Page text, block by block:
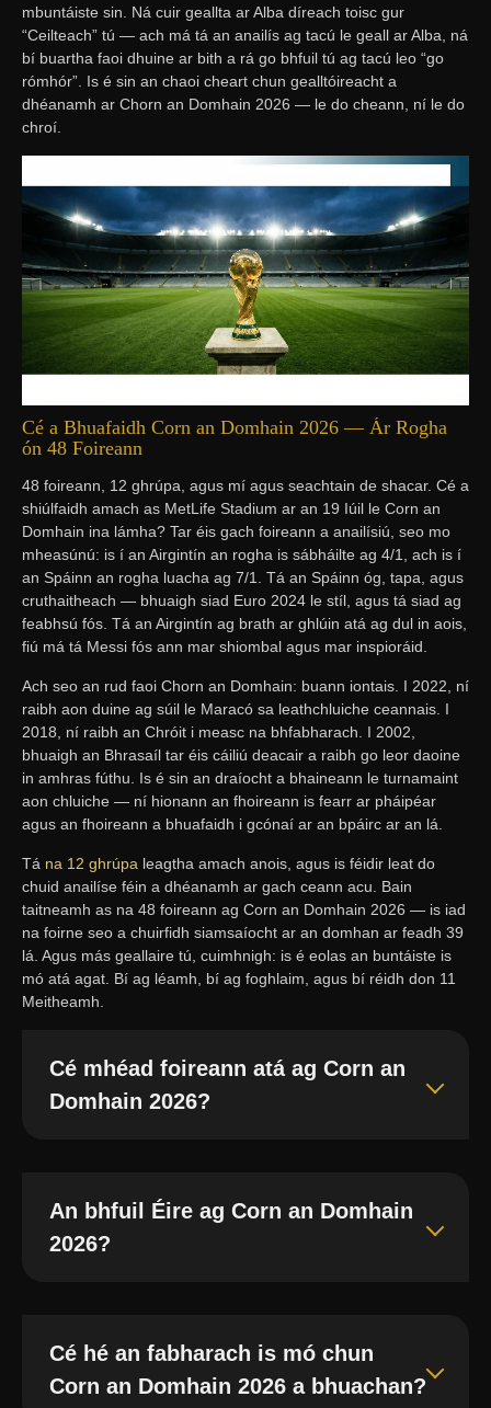
mbuntáiste sin. Ná cuir geallta ar Alba díreach toisc gur
“Ceilteach” tú — ach má tá an anailís ag tacú le geall ar Alba, ná
bí buartha faoi dhuine ar bith a rá go bhfuil tú ag tacú leo “go
rómhór”. Is é sin an chaoi cheart chun gealltóireacht a
dhéanamh ar Chorn an Domhain 2026 — le do cheann, ní le do
chroí.
Cé a Bhuafaidh Corn an Domhain 2026 — Ár Rogha
ón 48 Foireann
48 foireann, 12 ghrúpa, agus mí agus seachtain de shacar. Cé a
shiúlfaidh amach as MetLife Stadium ar an 19 Iúil le Corn an
Domhain ina lámha? Tar éis gach foireann a anailísiú, seo mo
mheasúnú: is í an Airgintín an rogha is sábháilte ag 4/1, ach is í
an Spáinn an rogha luacha ag 7/1. Tá an Spáinn óg, tapa, agus
cruthaitheach — bhuaigh siad Euro 2024 le stíl, agus tá siad ag
feabhsú fós. Tá an Airgintín ag brath ar ghlúin atá ag dul in aois,
fiú má tá Messi fós ann mar shiombal agus mar inspioráid.
Ach seo an rud faoi Chorn an Domhain: buann iontais. I 2022, ní
raibh aon duine ag súil le Maracó sa leathchluiche ceannais. I
2018, ní raibh an Chróit i measc na bhfabharach. I 2002,
bhuaigh an Bhrasaíl tar éis cáiliú deacair a raibh go leor daoine
in amhras fúthu. Is é sin an draíocht a bhaineann le turnamaint
aon chluiche — ní hionann an fhoireann is fearr ar pháipéar
agus an fhoireann a bhuafaidh i gcónaí ar an bpáirc ar an lá.
Tá na 12 ghrúpa leagtha amach anois, agus is féidir leat do
chuid anailíse féin a dhéanamh ar gach ceann acu. Bain
taitneamh as na 48 foireann ag Corn an Domhain 2026 — is iad
na foirne seo a chuirfidh siamsaíocht ar an domhan ar feadh 39
lá. Agus más geallaire tú, cuimhnigh: is é eolas an buntáiste is
mó atá agat. Bí ag léamh, bí ag foghlaim, agus bí réidh don 11
Meitheamh.
Cé mhéad foireann atá ag Corn an
Domhain 2026?
An bhfuil Éire ag Corn an Domhain
2026?
Cé hé an fabharach is mó chun
Corn an Domhain 2026 a bhuachan?